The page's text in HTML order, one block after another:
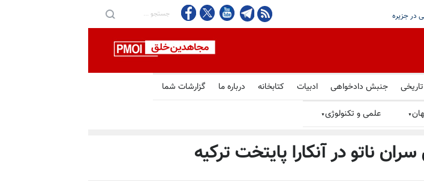
جنبش دادخواهی ادبیات کتابخانه درباره ما گزارشات شما
▼ علمی و تکنولوژی▼
ناتو در آنکارا پایتخت ترکیه